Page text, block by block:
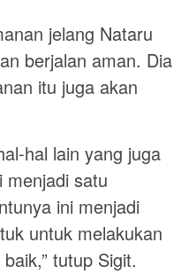
jelang Nataru
berjalan aman. Dia
itu juga akan
hal lain yang juga
menjadi satu
ini menjadi
untuk melakukan
tutup Sigit.